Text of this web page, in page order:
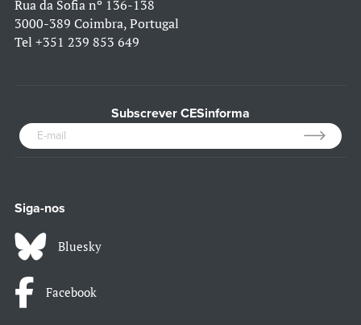
Rua da Sofia nº 136-138
3000-389 Coimbra, Portugal
Tel +351 239 853 649
Subscrever CESinforma
Siga-nos
Bluesky
Facebook